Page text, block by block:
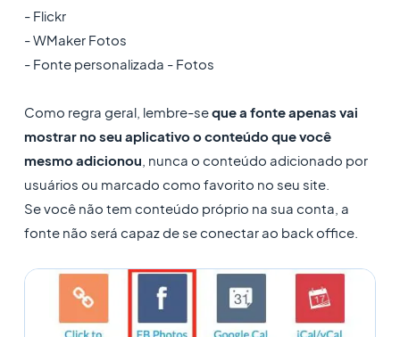
- Flickr
- WMaker Fotos
- Fonte personalizada - Fotos
Como regra geral, lembre-seque a fonte apenas vai
mostrar no seu aplicativo o conteúdo que você
mesmo adicionou , nunca o conteúdo adicionado por
usuários ou marcado como favorito no seu site.
Se você não tem conteúdo próprio na sua conta, a
fonte não será capaz de se conectar ao back office.